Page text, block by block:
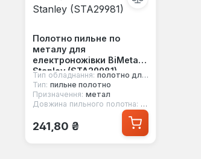
Полотно пильне по
металу для
електроножівки BiMetal
Stanley (STA29981)
Тип обладнання: полотно для електроножівки
Тип: пильне полотно
Призначення: метал
Довжина пильного полотна: 125 мм
Звичайна ціна:
241,80 ₴